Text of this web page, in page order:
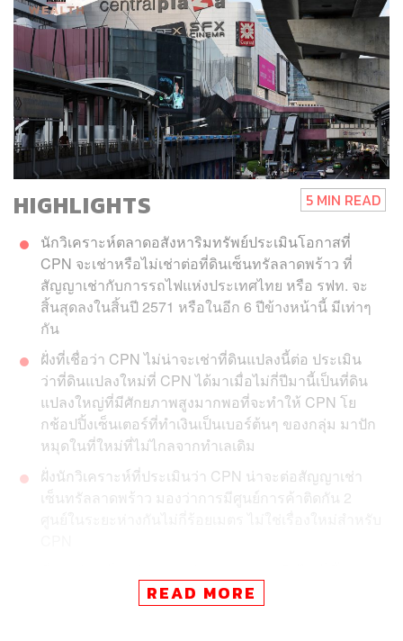
HIGHLIGHTS 5 MIN READ
นักวิเคราะห์ตลาดอสังหาริมทรัพย์ประเมินโอกาสที่
CPN จะเช่าหรือไม่เช่าต่อที่ดินเซ็นทรัลลาดพร้าว ที่
สัญญาเช่ากับการรถไฟแห่งประเทศไทย หรือ รฟท. จะ
สิ้นสุดลงในสิ้นปี 2571 หรือในอีก 6 ปีข้างหน้านี้ มีเท่าๆ
กัน
ฝั่งที่เชื่อว่า CPN ไม่น่าจะเช่าที่ดินแปลงนี้ต่อ ประเมิน
ว่าที่ดินแปลงใหม่ที่ CPN ได้มาเมื่อไม่กี่ปีมานี้เป็นที่ดิน
แปลงใหญ่ที่มีศักยภาพสูงมากพอที่จะทำให้ CPN โย
กช้อปปิ้งเซ็นเตอร์ที่ทำเงินเป็นเบอร์ต้นๆ ของกลุ่ม มาปัก
หมุดในที่ใหม่ที่ไม่ไกลจากทำเลเดิม
ฝั่งนักวิเคราะห์ที่ประเมินว่า CPN น่าจะต่อสัญญาเช่า
เซ็นทรัลลาดพร้าว มองว่าการมีศูนย์การค้าติดกัน 2
กับเงื่อนไขสำคัญที่ค่าเช่าที่ รฟท. เคาะออกมา CPN คง
READ MORE